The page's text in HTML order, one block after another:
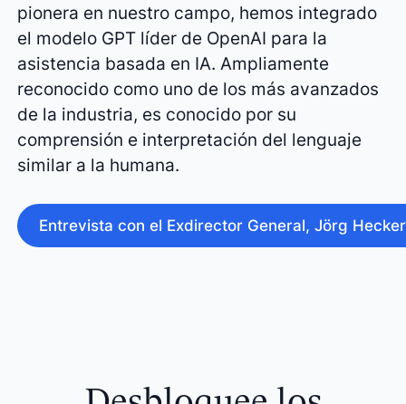
pionera en nuestro campo, hemos integrado
el modelo GPT líder de OpenAI para la
asistencia basada en IA. Ampliamente
reconocido como uno de los más avanzados
de la industria, es conocido por su
comprensión e interpretación del lenguaje
similar a la humana.
Entrevista con el Exdirector General, Jörg Hecker